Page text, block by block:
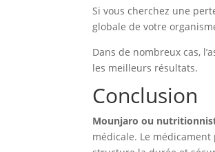
Si vous cherchez une
globale de votre
Dans de nombreux cas,
les meilleurs résultats.
Conclusion
Mounjaro ou
médicale. Le